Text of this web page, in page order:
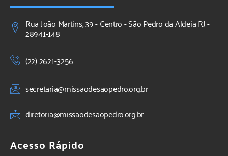
Rua João Martins, 39 - Centro - São Pedro da Aldeia RJ -
28941-148
(22) 2621-3256
secretaria@missaodesaopedro.org.br
diretoria@missaodesaopedro.org.br
Acesso Rápido